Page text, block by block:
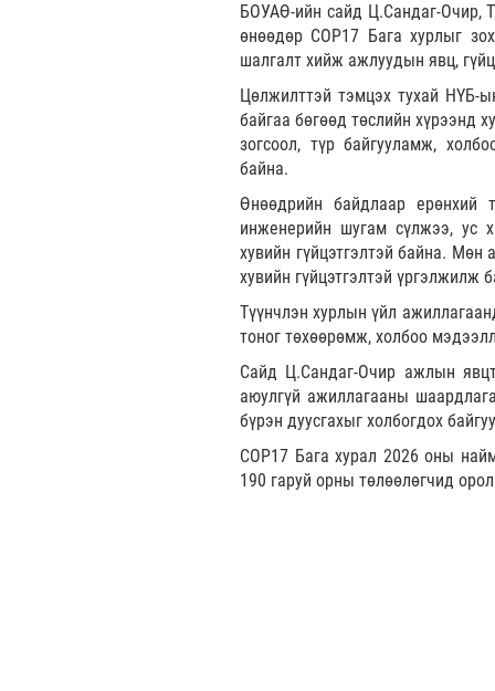
БОУАӨ-ийн сайд Ц.Сандаг-Очир,
өнөөдөр COP17 Бага хурлыг
шалгалт хийж ажлуудын явц,
Цөлжилттэй тэмцэх тухай НҮБ-
байгаа бөгөөд төслийн хүрээнд
зогсоол, түр байгууламж,
байна.
Өнөөдрийн байдлаар ерөнхий
инженерийн шугам сүлжээ, ус
хувийн гүйцэтгэлтэй байна.
хувийн гүйцэтгэлтэй үргэлжилж
Түүнчлэн хурлын үйл
тоног төхөөрөмж, холбоо
Сайд Ц.Сандаг-Очир ажлын
аюулгүй ажиллагааны
бүрэн дуусгахыг холбогдох
COP17 Бага хурал 2026 оны
190 гаруй орны төлөөлөгчид